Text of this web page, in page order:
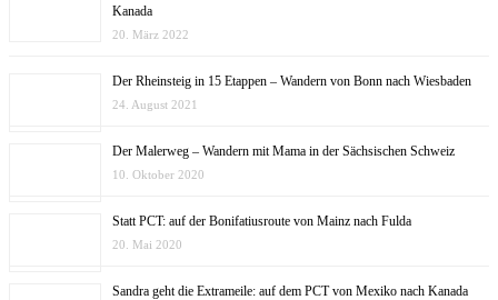
Kanada
20. März 2022
Der Rheinsteig in 15 Etappen – Wandern von Bonn nach Wiesbaden
24. August 2021
Der Malerweg – Wandern mit Mama in der Sächsischen Schweiz
10. Oktober 2020
Statt PCT: auf der Bonifatiusroute von Mainz nach Fulda
20. Mai 2020
Sandra geht die Extrameile: auf dem PCT von Mexiko nach Kanada